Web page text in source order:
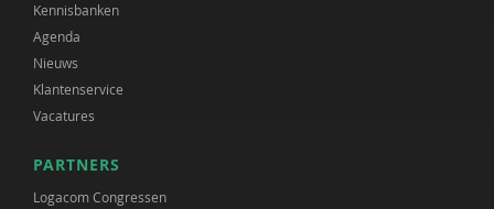
Kennisbanken
Agenda
Nieuws
Klantenservice
Vacatures
PARTNERS
Logacom Congressen